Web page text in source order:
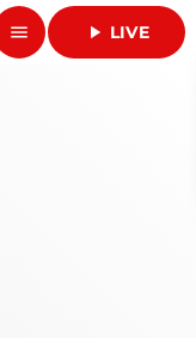
menu play_arrow LIVE
close